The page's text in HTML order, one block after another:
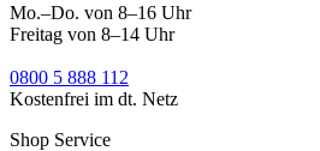
Mo.–Do. von 8–16 Uhr
Freitag von 8–14 Uhr
0800 5 888 112
Kostenfrei im dt. Netz
Shop Service